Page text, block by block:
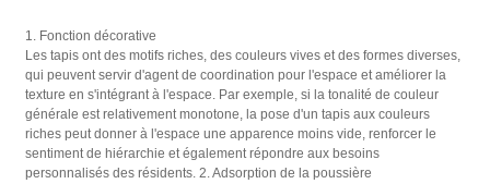
1. Fonction décorative
Les tapis ont des motifs riches, des couleurs vives et des formes diverses,
qui peuvent servir d'agent de coordination pour l'espace et améliorer la
texture en s'intégrant à l'espace. Par exemple, si la tonalité de couleur
générale est relativement monotone, la pose d'un tapis aux couleurs
riches peut donner à l'espace une apparence moins vide, renforcer le
sentiment de hiérarchie et également répondre aux besoins
personnalisés des résidents. 2. Adsorption de la poussière